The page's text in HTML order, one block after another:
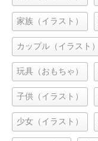
家族（イラスト）
カップル（イラスト）
玩具（おもちゃ）
子供（イラスト）
少女（イラスト）